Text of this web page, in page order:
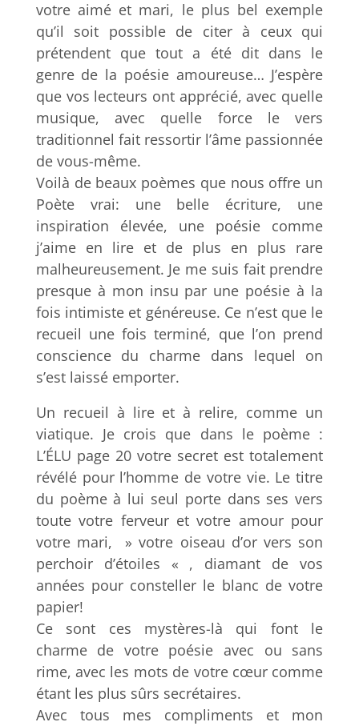
votre aimé et mari, le plus bel exemple
qu’il soit possible de citer à ceux qui
prétendent que tout a été dit dans le
genre de la poésie amoureuse… J’espère
que vos lecteurs ont apprécié, avec quelle
musique, avec quelle force le vers
traditionnel fait ressortir l’âme passionnée
de vous-même.
Voilà de beaux poèmes que nous offre un
Poète vrai: une belle écriture, une
inspiration élevée, une poésie comme
j’aime en lire et de plus en plus rare
malheureusement. Je me suis fait prendre
presque à mon insu par une poésie à la
fois intimiste et généreuse. Ce n’est que le
recueil une fois terminé, que l’on prend
conscience du charme dans lequel on
s’est laissé emporter.
Un recueil à lire et à relire, comme un
viatique. Je crois que dans le poème :
L’ÉLU page 20 votre secret est totalement
révélé pour l’homme de votre vie. Le titre
du poème à lui seul porte dans ses vers
toute votre ferveur et votre amour pour
votre mari, » votre oiseau d’or vers son
perchoir d’étoiles « , diamant de vos
années pour consteller le blanc de votre
papier!
Ce sont ces mystères-là qui font le
charme de votre poésie avec ou sans
rime, avec les mots de votre cœur comme
étant les plus sûrs secrétaires.
Avec tous mes compliments et mon